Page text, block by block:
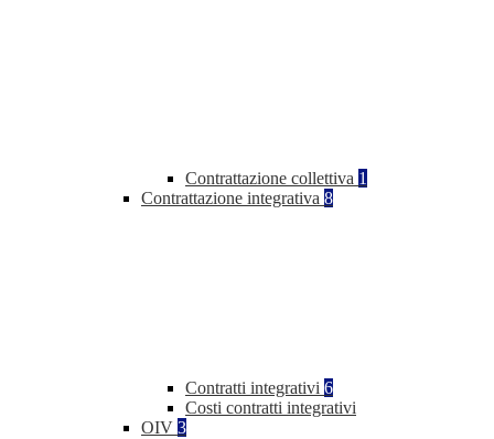
Contrattazione collettiva 1
Contrattazione integrativa 8
Contratti integrativi 6
Costi contratti integrativi
OIV 3